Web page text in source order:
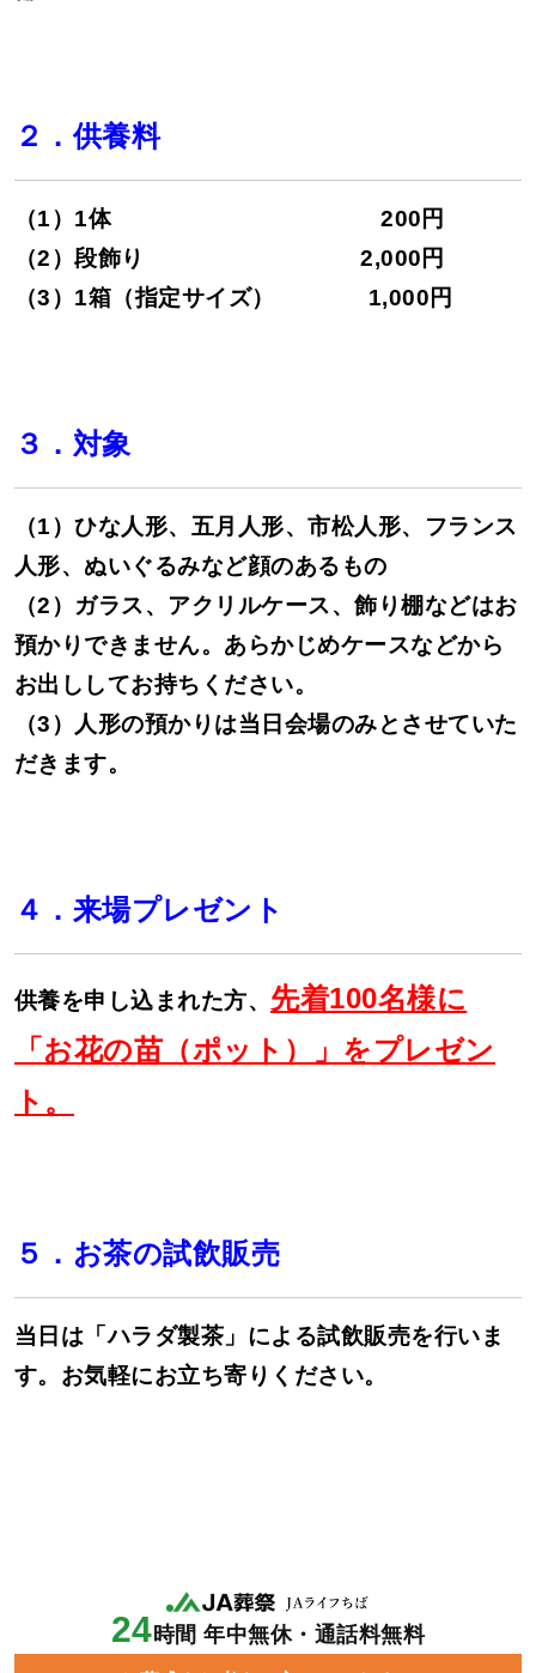
２．供養料
（1）1体 200円
（2）段飾り 2,000円
（3）1箱（指定サイズ） 1,000円
３．対象
（1）ひな人形、五月人形、市松人形、フランス
人形、ぬいぐるみなど顔のあるもの
（2）ガラス、アクリルケース、飾り棚などはお
預かりできません。あらかじめケースなどから
お出ししてお持ちください。
（3）人形の預かりは当日会場のみとさせていた
だきます。
４．来場プレゼント
供養を申し込まれた方、 先着100名様に
「お花の苗（ポット）」をプレゼン
ト。
５． お茶の試飲販売
当日は「ハラダ製茶」による試飲販売を行いま
す。お気軽にお立ち寄りください。
24時間 年中無休・通話料無料